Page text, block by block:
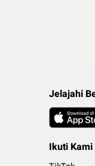
Jelajahi
Ikuti Kami